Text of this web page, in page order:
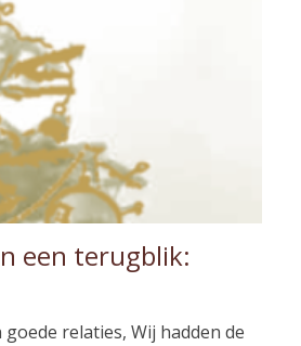
een terugblik:
relaties, Wij hadden de